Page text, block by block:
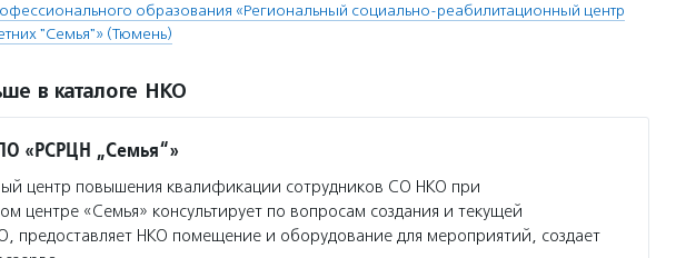
образования «Региональный социально-реабилитационный центр
"Семья"» (Тюмень)
в каталоге НКО
«РСРЦН „Семья“»
центр повышения квалификации сотрудников СО НКО при
центре «Семья» консультирует по вопросам создания и текущей
предоставляет НКО помещение и оборудование для мероприятий, создает